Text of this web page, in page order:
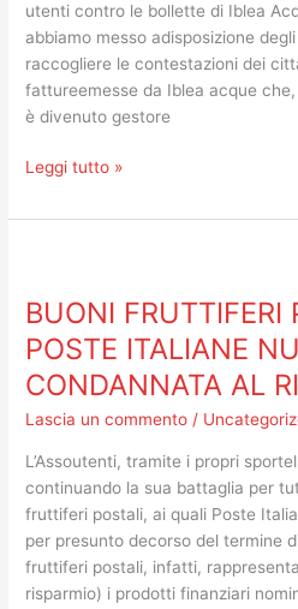
utenti contro le bollette di Iblea
abbiamo messo adisposizione
raccogliere le contestazioni dei
fattureemesse da Iblea acque
è divenuto gestore
L’AZIENDA
PER
UNA
PIU’
FACILE
RECLAMI
Leggi tutto »
BUONI FRUTTIFERI
POSTE ITALIANE
CONDANNATA AL
Lascia un commento /
L’Assoutenti, tramite i propri
continuando la sua battaglia per
fruttiferi postali, ai quali Poste
per presunto decorso del termine
fruttiferi postali, infatti,
risparmio) i prodotti finanziari
POSTALI:
POSTE
ITALIANE
NUOVAMENTE
CONDANNATA
RISARCIMENTO.